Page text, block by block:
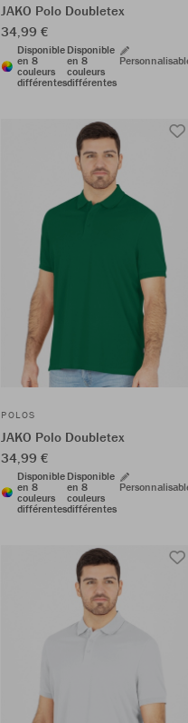
JAKO Polo Doubletex
34,99 €
Disponible
en 8
couleurs
différentes
Disponible
en 8
couleurs
différentes
POLOS
JAKO Polo Doubletex
34,99 €
Disponible
en 8
couleurs
différentes
Disponible
en 8
couleurs
différentes